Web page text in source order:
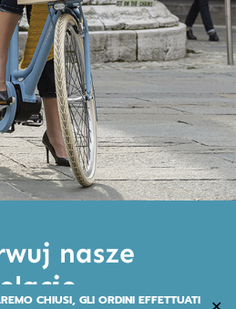
CHIUSI, GLI ORDINI EFFETTUATI
nasze